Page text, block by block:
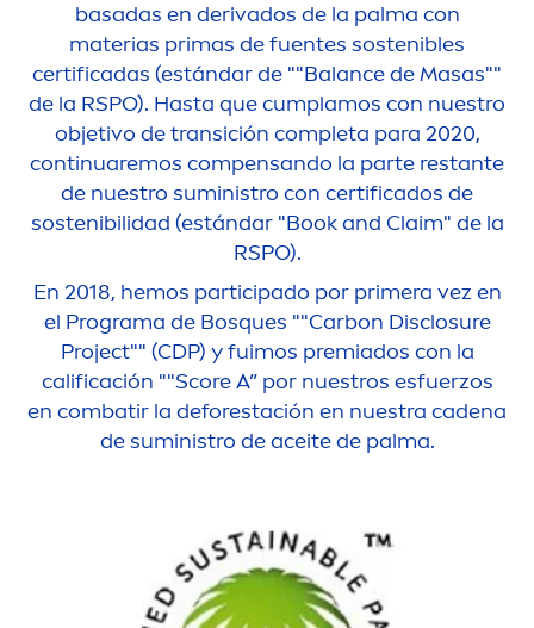
basadas en derivados de la palma con
materias primas de fuentes sostenibles
certificadas (estándar de ""Balancede Masas""
de la RSPO). Hasta que cumplamos con nuestro
objetivo de transición completa para 2020,
continuaremos compensando la parte restante
de nuestro suministro con certificados de
sostenibilidad (estándar "Book and Claim" de la
RSPO).
En 2018, hemos participado por primera vez en
el Programa de Bosques ""Carbon Disclosure
Project"" (CDP) y fuimos premiados con la
calificación ""Score A” por nuestros esfuerzos
en combatir la deforestación en nuestra cadena
de suministro de aceite de palma.